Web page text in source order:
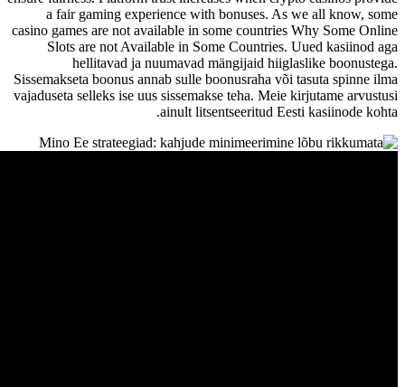
a fair gaming experience with
casino games are not available in
Slots are not Available in
hellitavad ja nuumavad
Sissemakseta boonus annab sulle
vajaduseta selleks ise uus
ainult